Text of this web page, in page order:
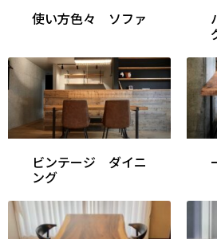
使い方色々 ソファ
ビンテージ ダイニ
ング